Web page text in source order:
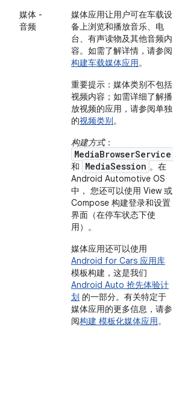
媒体 -
音频
媒体应用让用户可在车载设
备上浏览和播放音乐、电
台、有声读物及其他音频内
容。如需了解详情，请参阅
构建车载媒体应用。
重要提示 ：媒体类别不包括
视频内容；如需详细了解播
放视频的应用，请参阅单独
的视频类别。
构建方式：
MediaBrowserService
和 MediaSession 。在
Android Automotive OS
中， 您还可以使用 View 或
Compose 构建登录和设置
界面（在停车状态下使
用）。
媒体应用还可以使用
Android for Cars 应用库
模板构建，这是我们
Android Auto 抢先体验计
划 的一部分。有关特定于
媒体应用的更多信息，请参
阅构建 模板化媒体应用。